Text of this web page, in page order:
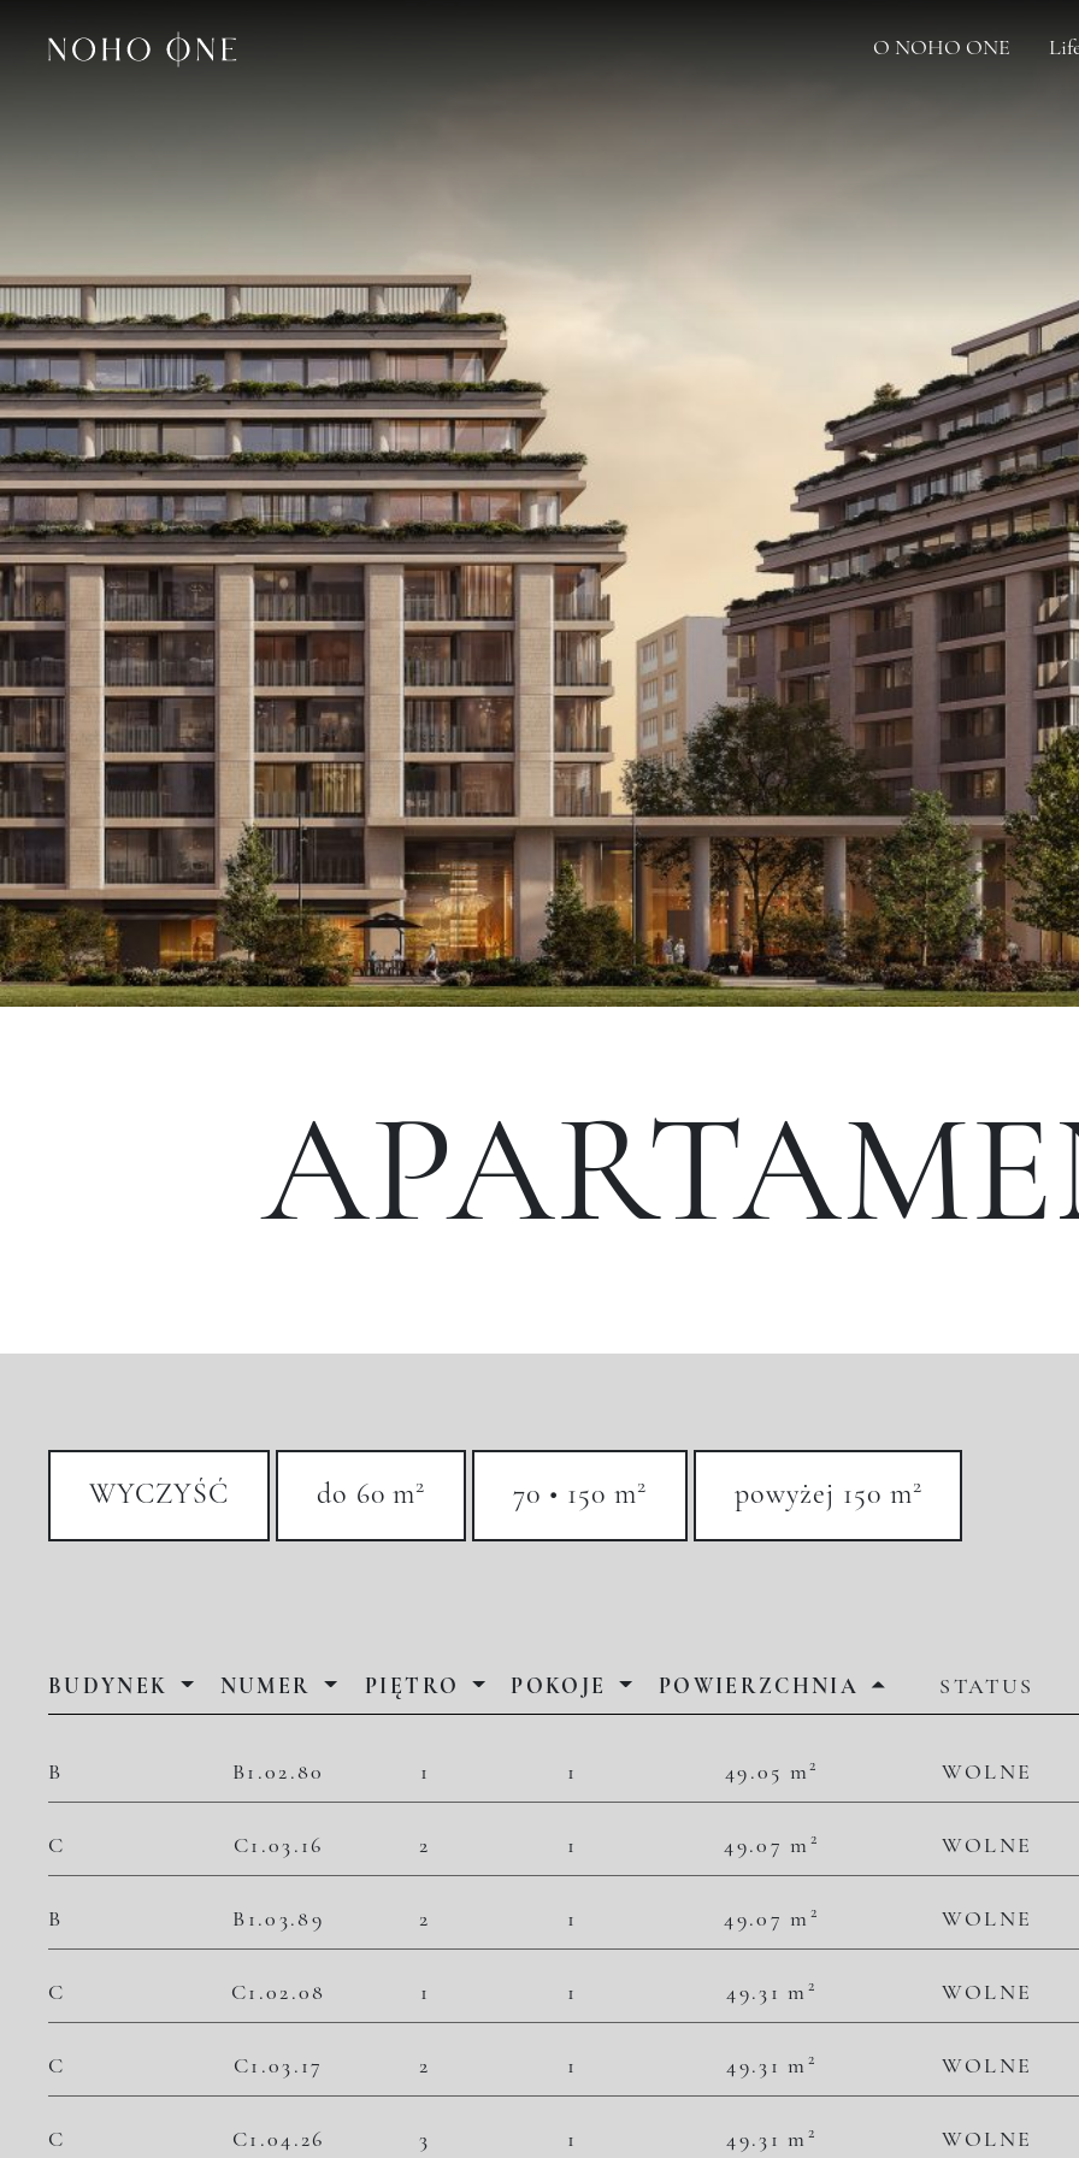
O NOHO ONE
WYCZYŚĆ do 60 m2 70 • 150 m2 powyżej 150 m2
BUDYNEK NUMER PIĘTRO POKOJE POWIERZCHNIA STATUS
B B1.02.80 1 1 49.05 m2 WOLNE
50 560,65 zł/m
2 480 000,00 zł
C C1.03.16 2 1 49.07 m 2 WOLNE
50 743,84 zł/m
2 490 000,00 zł
B B1.03.89 2 1 49.07 m 2 WOLNE
51 762,79 zł/m
2 540 000,00 zł
C C1.02.08 1 1 49.31 m 2 WOLNE
49 280,06 zł/m
2 430 000,00 zł
C C1.03.17 2 1 49.31 m 2 WOLNE
50 699,66 zł/m
2 500 000,00 zł
C C1.04.26 3 1 49.31 m 2 WOLNE
51 713,65 zł/m